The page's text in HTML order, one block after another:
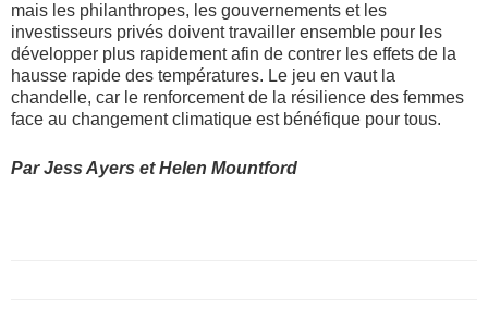
mais les philanthropes, les gouvernements et les
investisseurs privés doivent travailler ensemble pour les
développer plus rapidement afin de contrer les effets de la
hausse rapide des températures. Le jeu en vaut la
chandelle, car le renforcement de la résilience des femmes
face au changement climatique est bénéfique pour tous.
Par Jess Ayers et Helen Mountford